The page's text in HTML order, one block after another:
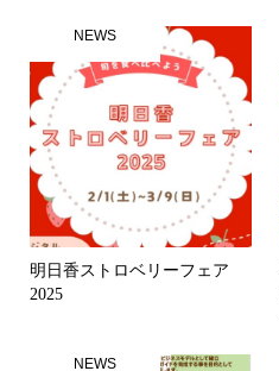
NEWS
明日香ストロベリーフェア
2025
NEWS